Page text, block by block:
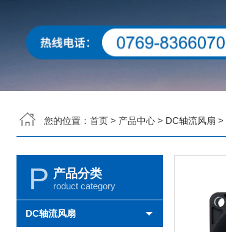
您的位置： 首页> 产品中心> DC轴流风扇 >
P 产品分类
roduct category
DC轴流风扇